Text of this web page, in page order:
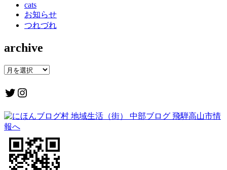
cats
お知らせ
つれづれ
archive
archive
Twitter
Instagram